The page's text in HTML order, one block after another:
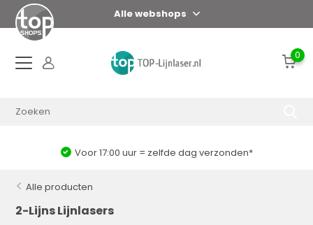
Alle webshops
0
Voor 17:00 uur = zelfde dag verzonden*
Alle producten
2-Lijns Lijnlasers